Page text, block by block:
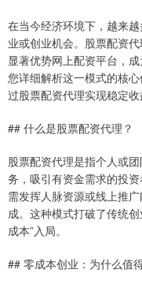
在当今经济环境下，越来
业或创业机会。股票配资
显著优势网上配资平台，
您详细解析这一模式的核
过股票配资代理实现稳定收
## 什么是股票配资代理？
股票配资代理是指个人或
务，吸引有资金需求的投
需发挥人脉资源或线上推
成。这种模式打破了传统
成本”入局。
## 零成本创业：为什么值